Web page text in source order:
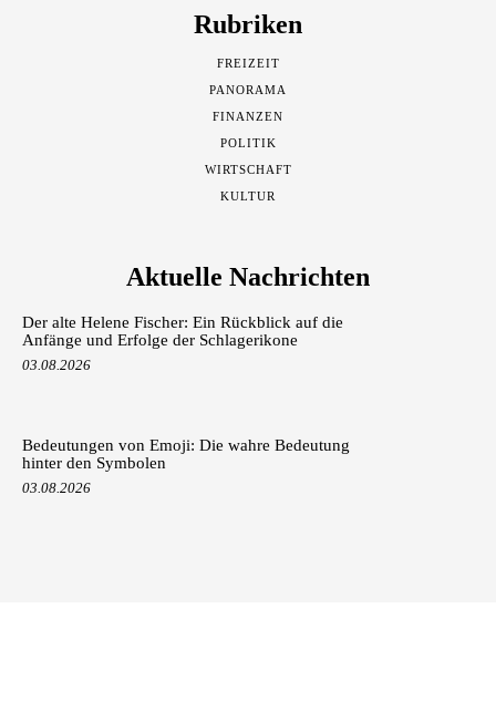
Rubriken
FREIZEIT
PANORAMA
FINANZEN
POLITIK
WIRTSCHAFT
KULTUR
Aktuelle Nachrichten
Der alte Helene Fischer: Ein Rückblick auf die
Anfänge und Erfolge der Schlagerikone
03.08.2026
Bedeutungen von Emoji: Die wahre Bedeutung
hinter den Symbolen
03.08.2026